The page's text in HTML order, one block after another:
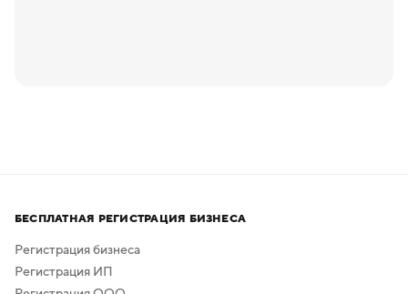
БЕСПЛАТНАЯ РЕГИСТРАЦИЯ БИЗНЕСА
Регистрация бизнеса
Регистрация ИП